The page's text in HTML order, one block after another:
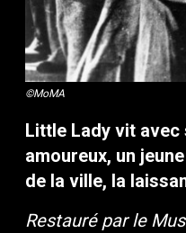
©MoMA
Little Lady vit avec
amoureux, un
de la ville, la
Restauré par le